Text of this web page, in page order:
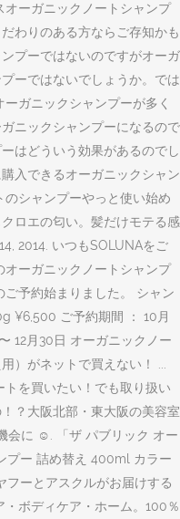
ーガニックノートシャンプ
わりのある方ならご存知かも
プーではないのですがオーガ
ーではないでしょうか。では
ガニックシャンプーが多く
ニックシャンプーになるので
はどういう効果があるのでし
入できるオーガニックシャン
シャンプーやっと使い始め
ロエの匂い。髪だけモテる感
2014. いつもSOLUNAをご
ーガニックノートシャンプ
予約始まりました。 シャン
¥6,500 ご予約期間 ： 10月
12月30日 オーガニックノー
）がネットで買えない！ ...
を買いたい！でも取り扱い
？大阪北部・東大阪の美容室
会に ☺️. 「ザ パブリック オー
プー 詰め替え 400ml カラー
フーとアスクルがお届けする
ボディケア・ホーム。100％